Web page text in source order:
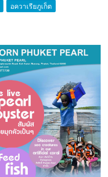
อควาเรียภูเก็ต